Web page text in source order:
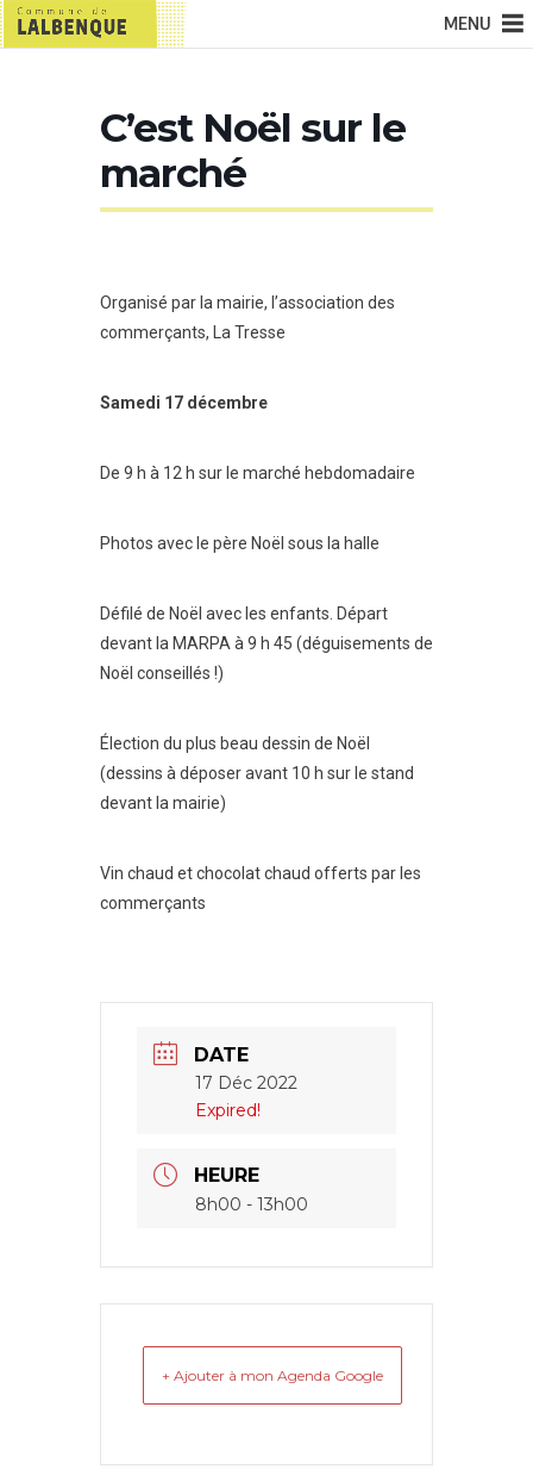
MENU
C’est Noël sur le
marché
Organisé par la mairie, l’association des
commerçants, La Tresse
Samedi 17 décembre
De 9 h à 12 h sur le marché hebdomadaire
Photos avec le père Noël sous la halle
Défilé de Noël avec les enfants. Départ
devant la MARPA à 9 h 45 (déguisements de
Noël conseillés !)
Élection du plus beau dessin de Noël
(dessins à déposer avant 10 h sur le stand
devant la mairie)
Vin chaud et chocolat chaud offerts par les
commerçants
DATE
17 Déc 2022
Expired!
HEURE
8h00 - 13h00
+ Ajouter à mon Agenda Google